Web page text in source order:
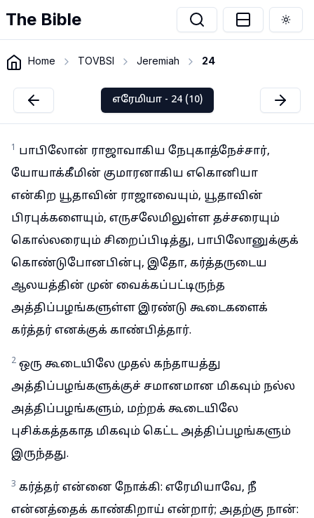
The Bible
Home TOVBSI Jeremiah 24
எரேமியா - 24 (10)
1 பாபிலோன் ராஜாவாகிய நேபுகாத்நேச்சார்,
யோயாக்கீமின் குமாரனாகிய எகொனியா
என்கிற யூதாவின் ராஜாவையும், யூதாவின்
பிரபுக்களையும், எருசலேமிலுள்ள தச்சரையும்
கொல்லரையும் சிறைப்பிடித்து, பாபிலோனுக்குக்
கொண்டுபோனபின்பு, இதோ, கர்த்தருடைய
ஆலயத்தின் முன் வைக்கப்பட்டிருந்த
அத்திப்பழங்களுள்ள இரண்டு கூடைகளைக்
கர்த்தர் எனக்குக் காண்பித்தார்.
2 ஒரு கூடையிலே முதல் கந்தாயத்து
அத்திப்பழங்களுக்குச் சமானமான மிகவும் நல்ல
அத்திப்பழங்களும், மற்றக் கூடையிலே
புசிக்கத்தகாத மிகவும் கெட்ட அத்திப்பழங்களும்
இருந்தது.
3 கர்த்தர் என்னை நோக்கி: எரேமியாவே, நீ
என்னத்தைக் காண்கிறாய் என்றார்; அதற்கு நான்: